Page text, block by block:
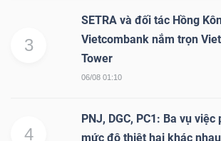
3
SETRA và đối tác Hồng
Vietcombank nắm trọn
Tower
06/08 01:10
4
PNJ, DGC, PC1: Ba vụ việc
mức độ thiệt hại khác nhau